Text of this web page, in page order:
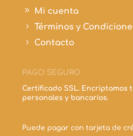
9 Mi cuenta
5 Términos y
5 Contacto
PAGO SEGURO
Certificado SSL. Encriptamos
personales y bancarios.
Puede pagar con tarjeta de